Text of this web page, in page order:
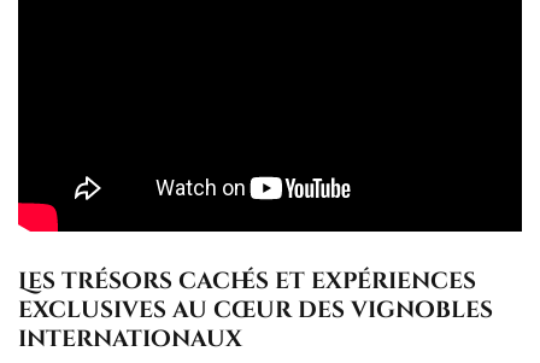
Les trésors cachés et expériences
exclusives au cœur des vignobles
internationaux